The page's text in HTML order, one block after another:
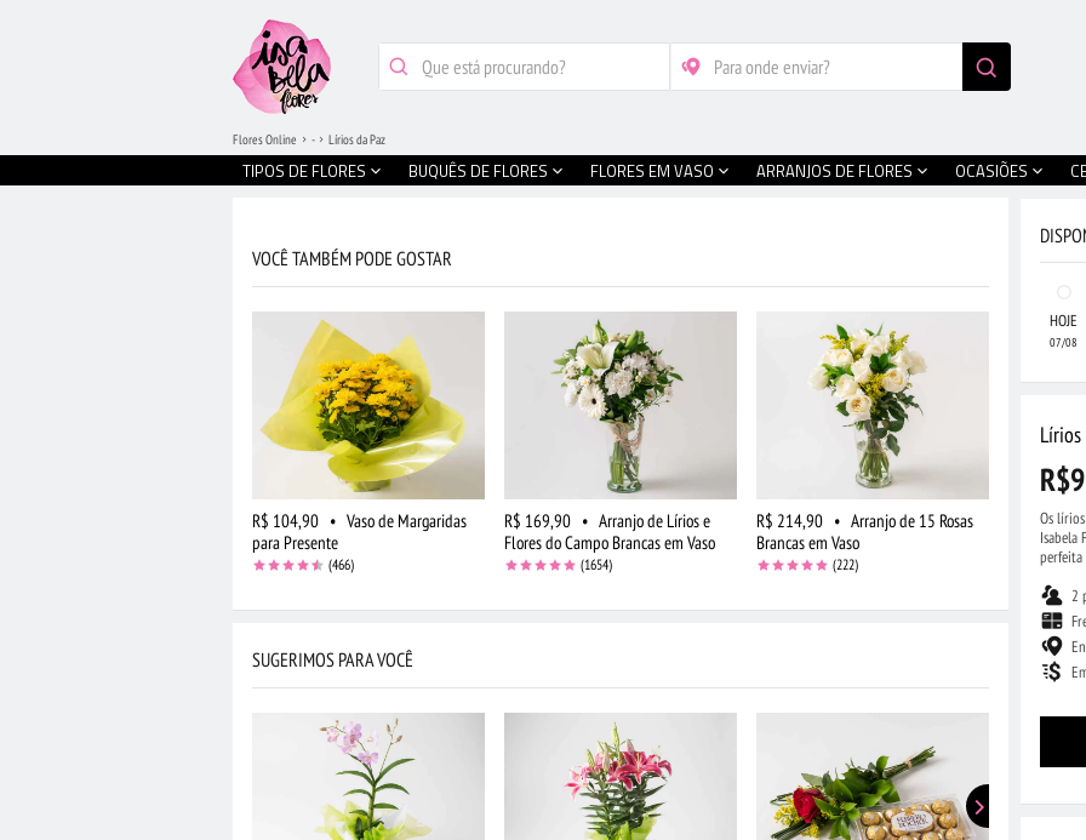
TIPOS DE FLORES BUQUÊS DE FLORES FLORES EM VASO ARRANJOS DE FLORES OCASIÕES
Flores Online - Lírios da Paz
VOCÊ TAMBÉM PODE GOSTAR
R$ 104,90 • Vaso de Margaridas
para Presente
(466)
R$ 169,90 • Arranjo de Lírios e
Flores do Campo Brancas em Vaso
(1654)
R$ 214,90 • Arranjo de 15 Rosas
Brancas em Vaso
(222)
SUGERIMOS PARA VOCÊ
HOJE
07/08
Lírios
Os
Isabela
perfeita
2